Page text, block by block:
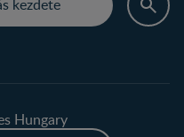
Hungary